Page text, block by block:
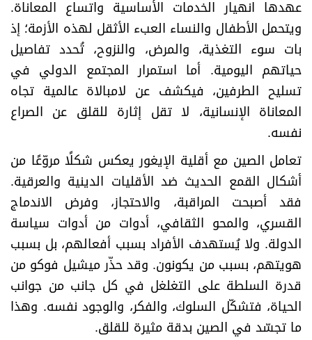
عهدها انهيار الخدمات الأساسية واتساع المعاناة.
ويتحمل الأطفال والنساء العبء الأثقل لهذه الأزمة؛ إذ
بات سوء التغذية، والمرض، والنزوح، تُحدد تفاصيل
حياتهم اليومية. أما استمرار المجتمع الدولي في
تسليح الطرفين، فيكشف عن لامبالاة عالمية تجاه
المعاناة الإنسانية، لا تقل إثارة للقلق عن الصراع
نفسه.
تعامل الصين مع أقلية الإيغور يعكس شكلًا مروّعًا من
أشكال القمع الحديث ضد الأقليات الدينية والعرقية.
فقد أصبحت المراقبة، والاحتجاز، وفرض الاندماج
القسري، والمحو الثقافي، أدوات من أدوات سياسة
الدولة. ولا يُستهدف الأفراد بسبب أفعالهم، بل بسبب
هويتهم، بسبب من يكونون. وقد حذّر ميشيل فوكو من
قدرة السلطة على التغلغل في كل جانب من جوانب
الحياة، فتشكّل السلوك، والفكر، والوجود نفسه. وهذا
ما تجسّد في الصين بدقة مثيرة للقلق.